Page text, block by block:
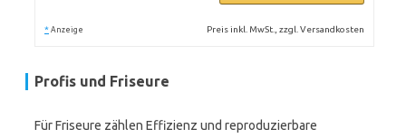
* Anzeige Preis inkl. MwSt., zzgl. Versandkosten
Profis und Friseure
Für Friseure zählen Effizienz und reproduzierbare